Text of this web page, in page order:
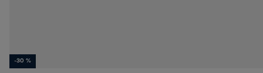
-30 %